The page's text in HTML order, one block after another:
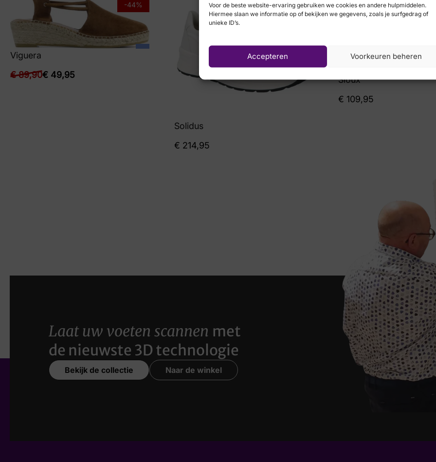
Voor de beste website-ervaring gebruiken we cookies en andere hulpmiddelen.
Hiermee slaan we informatie op of bekijken we gegevens, zoals je surfgedrag of
unieke ID’s.
Accepteren Voorkeuren beheren
-44%
Viguera
€89,90€ 49,95
Solidus
€ 214,95
Sioux
€ 109,95
Laat uw voeten scannen met
de nieuwste 3D technologie
Bekijk de collectie Naar de winkel